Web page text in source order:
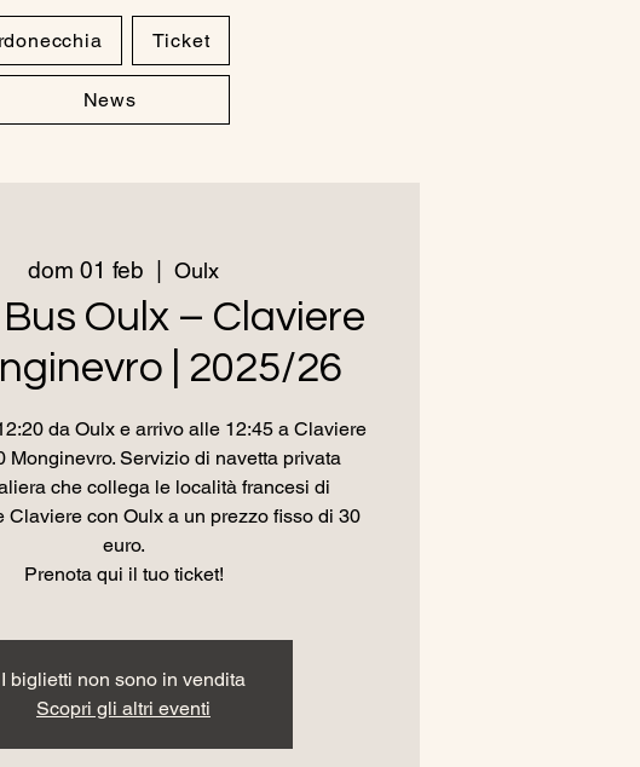
Ticket
News
dom 01 feb Oulx
Oulx – Claviere
| 2025/26
da Oulx e arrivo alle 12:45 a Claviere
Monginevro. Servizio di navetta privata
che collega le località francesi di
Claviere con Oulx a un prezzo fisso di 30
euro.
Prenota qui il tuo ticket!
I biglietti non sono in vendita
Scopri gli altri eventi